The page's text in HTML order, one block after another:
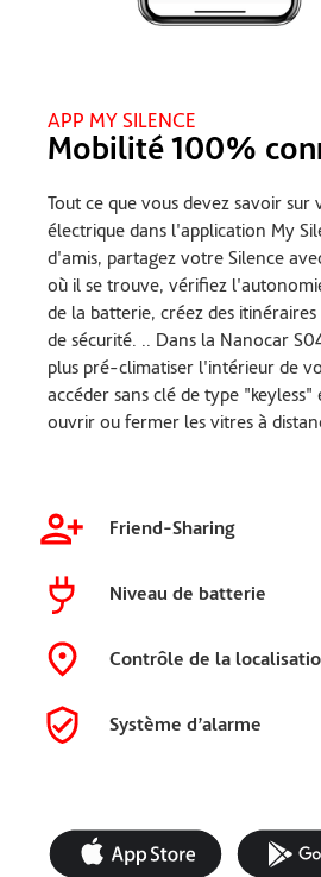
APP MY SILENCE
Mobilité 100%
Tout ce que vous devez savoir
électrique dans l'application My
d'amis, partagez votre Silence
où il se trouve, vérifiez
de la batterie, créez des
de sécurité. .. Dans la Nanocar
plus pré-climatiser l'intérieur de
accéder sans clé de type
ouvrir ou fermer les vitres à
Friend-Sharing
Niveau de batterie
Contrôle de la
Système d’alarme